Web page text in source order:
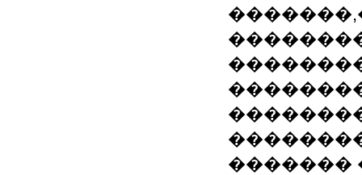
�������